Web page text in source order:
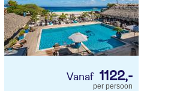
1122,-
per persoon
vind jouw ideale vakantie